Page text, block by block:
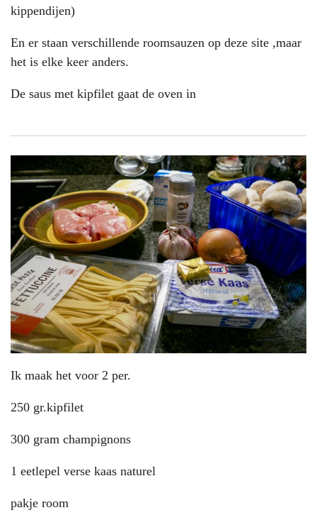
kippendijen)
En er staan verschillende roomsauzen op deze site ,maar
het is elke keer anders.
De saus met kipfilet gaat de oven in
Ik maak het voor 2 per.
250 gr.kipfilet
300 gram champignons
1 eetlepel verse kaas naturel
pakje room